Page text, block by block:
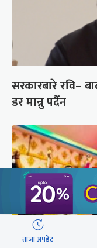
सरकारबारे रवि–
डर मान्नु पर्दैन
ताजा अपडेट